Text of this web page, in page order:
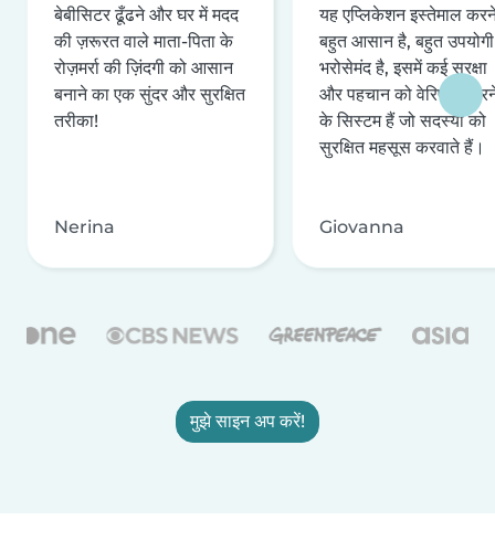
बेबीसिटर ढूँढने और घर में मदद
की ज़रूरत वाले माता-पिता के
रोज़मर्रा की ज़िंदगी को आसान
बनाने का एक सुंदर और सुरक्षित
तरीका!
Nerina
यह एप्लिकेशन इस्तेमाल
बहुत आसान है, बहुत
भरोसेमंद है, इसमें कई सुरक्षा
और पहचान को वेरिफ़ाई
के सिस्टम हैं जो सदस्यों को
सुरक्षित महसूस करवाते हैं।
Giovanna
मुझे साइन अप करें!